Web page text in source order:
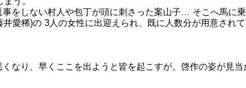
をしない村人や包丁が頭に刺さった案山子… そこへ馬に
愛稀)の 3人の女性に出迎えられ、既に人数分が用意され
なり、早くここを出ようと皆を起こすが、啓作の姿が見